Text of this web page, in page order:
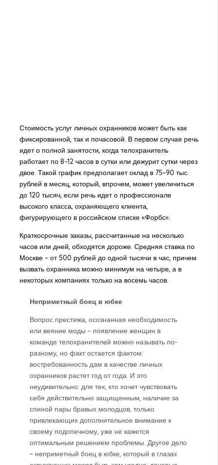
Стоимость услуг личных охранников может быть как
фиксированной, так и почасовой. В первом случае речь
идет о полной занятости, когда телохранитель
работает по 8–12 часов в сутки или дежурит сутки через
двое. Такой график предполагает оклад в 75–90 тыс.
рублей в месяц, который, впрочем, может увеличиться
до 120 тысяч, если речь идет о профессионале
высокого класса, охраняющего клиента,
фигурирующего в российском списке «Форбс».
Краткосрочные заказы, рассчитанные на несколько
часов или дней, обходятся дороже. Средняя ставка по
Москве – от 500 рублей до одной тысячи в час, причем
вызвать охранника можно минимум на четыре, а в
некоторых компаниях только на восемь часов.
Неприметный боец в юбке
Вопрос престижа, осознанная необходимость
или веяние моды – появление женщин в
команде телохранителей можно называть по-
разному, но факт остается фактом:
востребованность дам в качестве личных
охранников растет год от года. И это
неудивительно: для тех, кто хочет чувствовать
себя действительно защищенным, наличие за
спиной пары бравых молодцов, только
привлекающих дополнительное внимание к
своему подопечному, уже не кажется
оптимальным решением проблемы. Другое дело
– неприметный боец в юбке, который в глазах